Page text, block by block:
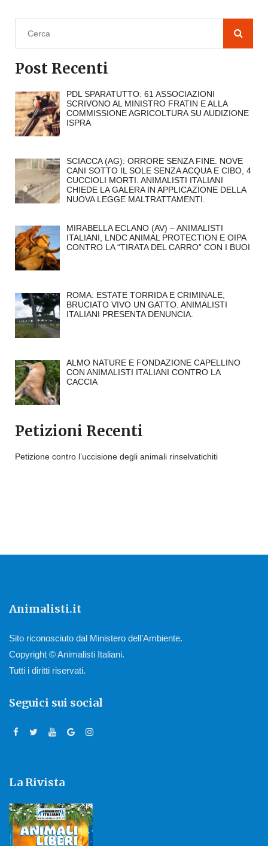
Post Recenti
PDL SPARATUTTO: 61 ASSOCIAZIONI
SCRIVONO AL MINISTRO FRATIN E ALLA
COMMISSIONE AGRICOLTURA SU AUDIZIONE
ISPRA
SCIACCA (AG): ORRORE SENZA FINE. NOVE
CANI SOTTO IL SOLE SENZA ACQUA E CIBO, 4
CUCCIOLI MORTI. ANIMALISTI ITALIANI
CHIEDE LA GALERA IN APPLICAZIONE DELLA
NUOVA LEGGE MALTRATTAMENTI.
MIRABELLA ECLANO (AV) – ANIMALISTI
ITALIANI, LNDC ANIMAL PROTECTION E OIPA
CONTRO LA “TIRATA DEL CARRO” CON I BUOI
ROMA: ESTATE TORRIDA E CRIMINALE,
BRUCIATO VIVO UN GATTO. ANIMALISTI
ITALIANI PRESENTA DENUNCIA.
ALMO NATURE E FONDAZIONE CAPELLINO
CON ANIMALISTI ITALIANI CONTRO LA
CACCIA
Petizioni Recenti
Petizione contro l’uccisione degli animali rinselvatichiti
Animalisti.it
Sito riconosciuto dal Ministero dell’Ambiente.
Copyright © Animalisti Italiani.
Tutti i diritti riservati.
Seguici sui social
La Rivista